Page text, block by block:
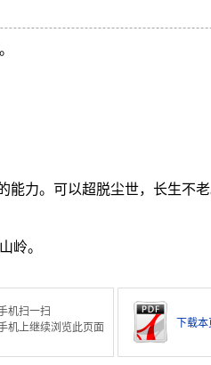
能力。可以超脱尘世，长生不老
岭。
机扫一扫
机上继续浏览此页面
下载